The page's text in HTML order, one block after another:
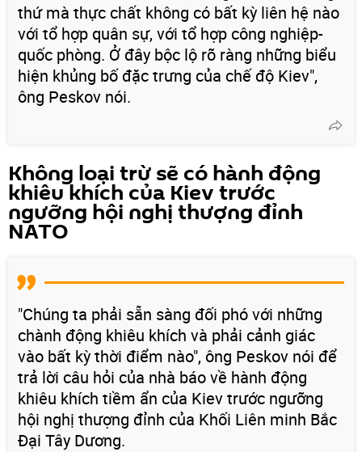
thứ mà thực chất không có bất kỳ liên hệ nào
với tổ hợp quân sự, với tổ hợp công nghiệp-
quốc phòng. Ở đây bộc lộ rõ ràng những biểu
hiện khủng bố đặc trưng của chế độ Kiev",
ông Peskov nói.
Không loại trừ sẽ có hành động
khiêu khích của Kiev trước
ngưỡng hội nghị thượng đỉnh
NATO
"Chúng ta phải sẵn sàng đối phó với những
chành động khiêu khích và phải cảnh giác
vào bất kỳ thời điểm nào", ông Peskov nói để
trả lời câu hỏi của nhà báo về hành động
khiêu khích tiềm ẩn của Kiev trước ngưỡng
hội nghị thượng đỉnh của Khối Liên minh Bắc
Đại Tây Dương.